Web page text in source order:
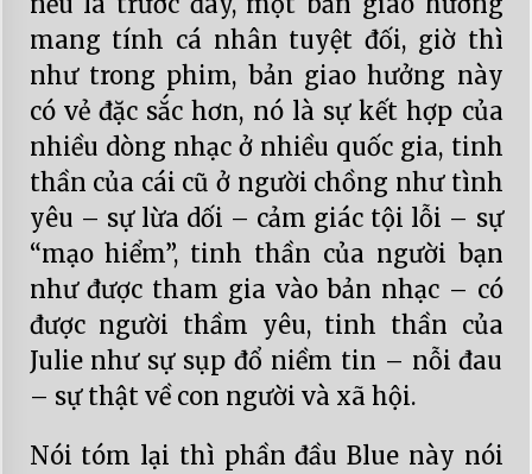
mang tính cá nhân tuyệt đối, giờ thì
như trong phim, bản giao hưởng này
có vẻ đặc sắc hơn, nó là sự kết hợp của
nhiều dòng nhạc ở nhiều quốc gia, tinh
thần của cái cũ ở người chồng như tình
yêu – sự lừa dối – cảm giác tội lỗi – sự
“mạo hiểm”, tinh thần của người bạn
như được tham gia vào bản nhạc – có
được người thầm yêu, tinh thần của
Julie như sự sụp đổ niềm tin – nỗi đau
– sự thật về con người và xã hội.
Nói tóm lại thì phần đầu Blue này nói